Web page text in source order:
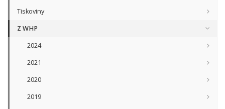
Tiskoviny
Z WHP
2024
2021
2020
2019